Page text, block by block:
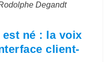
Degandt
né : la voix
client-